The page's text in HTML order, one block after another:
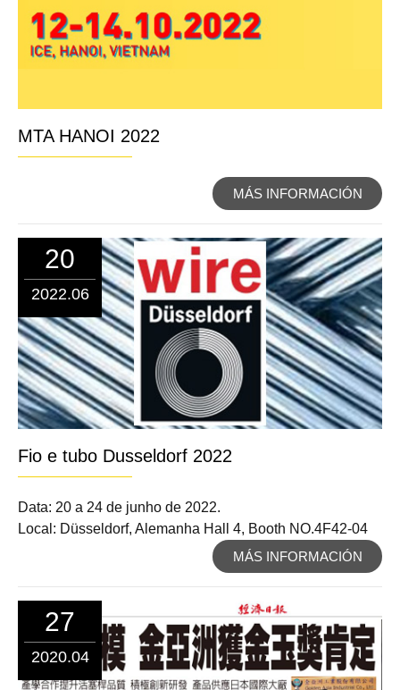
MTA HANOI 2022
MÁS INFORMACIÓN
20
2022.06
Fio e tubo Dusseldorf 2022
Data: 20 a 24 de junho de 2022.
Local: Düsseldorf, Alemanha Hall 4, Booth NO.4F42-04
MÁS INFORMACIÓN
27
2020.04